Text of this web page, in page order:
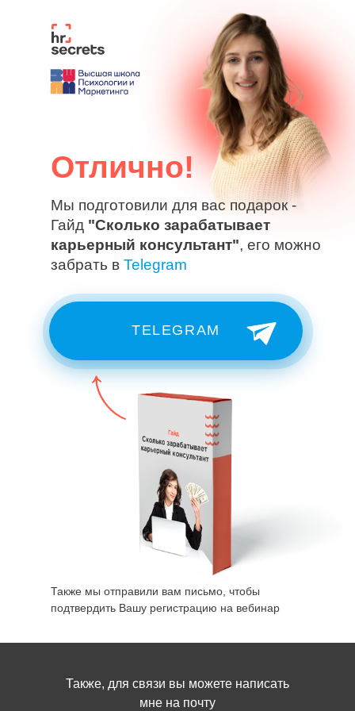
Мы подготовили для вас подарок -
Гайд "Сколько зарабатывает
карьерный консультант", его можно
забрать в Telegram
Отлично!
Также мы отправили вам письмо, чтобы
подтвердить Вашу регистрацию на вебинар
TELEGRAM
Также, для связи вы можете написать
мне на почту